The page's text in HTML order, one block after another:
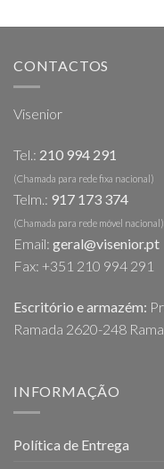
CONTACTOS
Visenior
Tel.: 210 994 291
(Chamada para rede fixa nacional)
Telm.: 917 173 374
(Chamada para rede móvel nacional)
Email: geral@visenior.pt
Fax: +351 210 994 291
Escritório e armazém:
Ramada 2620-248
INFORMAÇÃO
Política de Entrega